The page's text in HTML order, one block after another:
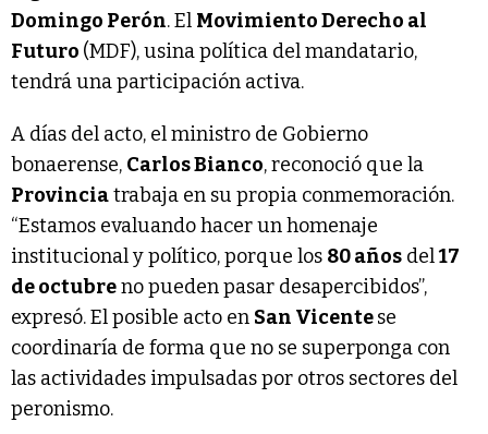
Domingo Perón. El Movimiento Derecho al
Futuro (MDF), usina política del mandatario,
tendrá una participación activa.
A días del acto, el ministro de Gobierno
bonaerense, Carlos Bianco, reconoció que la
Provinciatrabaja en su propia conmemoración.
“Estamos evaluando hacer un homenaje
institucional y político, porque los 80 años del17
de octubreno pueden pasar desapercibidos”,
expresó. El posible acto en San Vicentese
coordinaría de forma que no se superponga con
las actividades impulsadas por otros sectores del
peronismo.